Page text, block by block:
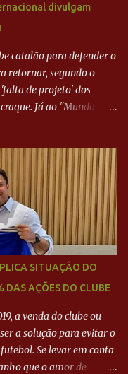
divulgam
catalão para defender o
retornar, segundo o
de projeto' dos
Já ao "Mundo
SITUAÇÃO DO
DAS AÇÕES DO CLUBE
a venda do clube ou
a solução para evitar o
Se levar em conta
que o amor de